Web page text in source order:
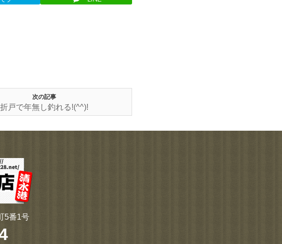
次の記事
折戸で年無し釣れる!(^^)!
5番1号